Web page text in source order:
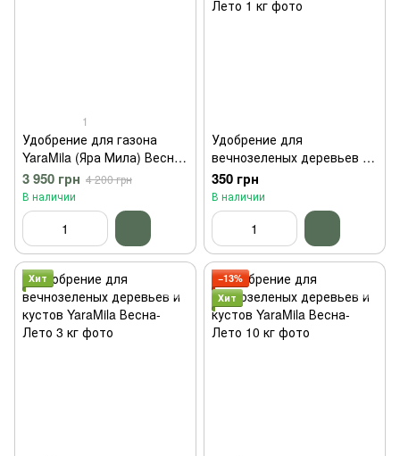
1
Удобрение для газона
YaraMila (Яра Мила) Весна-
Лето 18 кг
3 950 грн 4 200 грн
В наличии
Удобрение для
вечнозеленых деревьев и
кустов YaraMila Весна-
Лето 1 кг
350 грн
В наличии
Хит
−13%
Хит